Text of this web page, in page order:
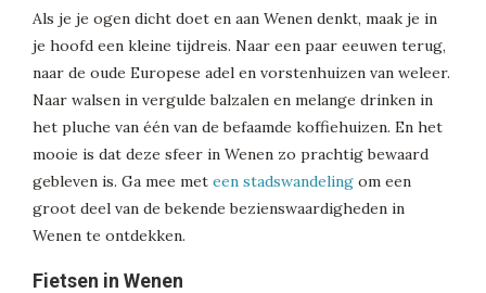
Als je je ogen dicht doet en aan Wenen denkt, maak je in
je hoofd een kleine tijdreis. Naar een paar eeuwen terug,
naar de oude Europese adel en vorstenhuizen van weleer.
Naar walsen in vergulde balzalen en melange drinken in
het pluche van één van de befaamde koffiehuizen. En het
mooie is dat deze sfeer in Wenen zo prachtig bewaard
gebleven is. Ga mee met een stadswandeling om een
groot deel van de bekende bezienswaardigheden in
Wenen te ontdekken.
Fietsen in Wenen